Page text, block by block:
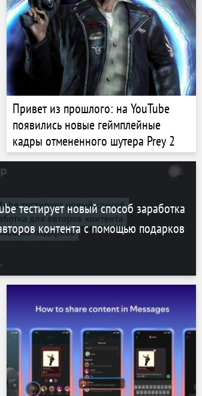
Привет из прошлого: на YouTube
появились новые геймплейные
кадры отмененного шутера Prey 2
тестирует новый способ заработка
контента с помощью подарков